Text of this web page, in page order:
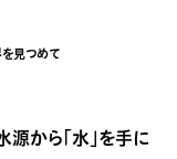
見つめて
源から「水」を手に